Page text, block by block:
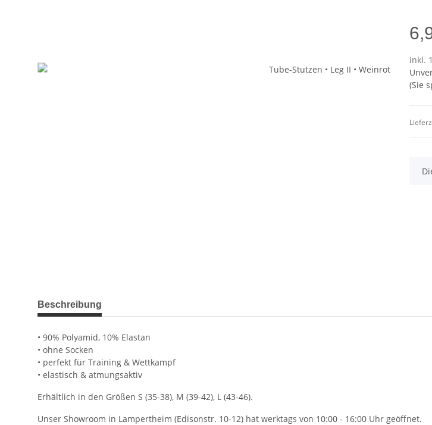
inkl.
(Sie
x
weitere Registerkarten anzeigen
Beschreibung
• 90% Polyamid, 10% Elastan
• ohne Socken
• perfekt für Training & Wettkampf
• elastisch & atmungsaktiv
Erhältlich in den Größen S (35-38), M (39-42), L (43-46).
Unser Showroom in Lampertheim (Edisonstr. 10-12) hat werktags von 10:00 - 16:00 Uhr geöffnet.